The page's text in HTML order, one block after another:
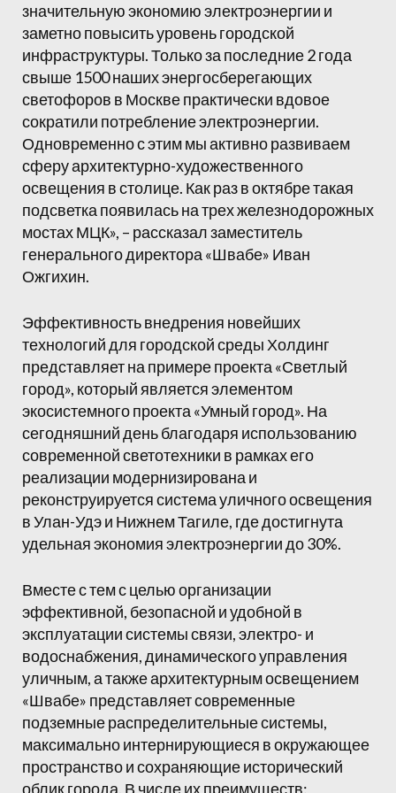
значительную экономию электроэнергии и
заметно повысить уровень городской
инфраструктуры. Только за последние 2 года
свыше 1500 наших энергосберегающих
светофоров в Москве практически вдовое
сократили потребление электроэнергии.
Одновременно с этим мы активно развиваем
сферу архитектурно-художественного
освещения в столице. Как раз в октябре такая
подсветка появилась на трех железнодорожных
мостах МЦК», – рассказал заместитель
генерального директора «Швабе» Иван
Ожгихин.
Эффективность внедрения новейших
технологий для городской среды Холдинг
представляет на примере проекта «Светлый
город», который является элементом
экосистемного проекта «Умный город». На
сегодняшний день благодаря использованию
современной светотехники в рамках его
реализации модернизирована и
реконструируется система уличного освещения
в Улан-Удэ и Нижнем Тагиле, где достигнута
удельная экономия электроэнергии до 30%.
Вместе с тем с целью организации
эффективной, безопасной и удобной в
эксплуатации системы связи, электро- и
водоснабжения, динамического управления
уличным, а также архитектурным освещением
«Швабе» представляет современные
подземные распределительные системы,
максимально интернирующиеся в окружающее
пространство и сохраняющие исторический
облик города. В числе их преимуществ: